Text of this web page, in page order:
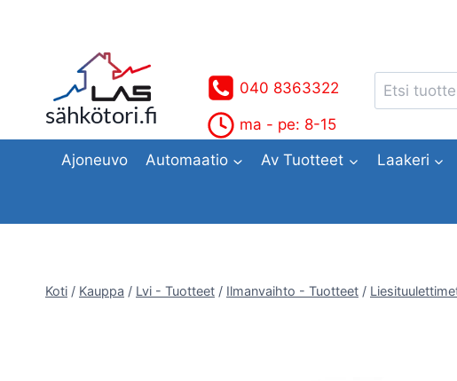
sähkötori.fi
040 8363322
ma - pe: 8-15
Etsi:
Ajoneuvo Automaatio Av Tuotteet Laakeri
Koti / Kauppa / Lvi - Tuotteet / Ilmanvaihto - Tuotteet /